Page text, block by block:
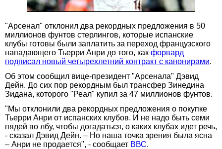
"Арсенал" отклонил два рекордных предложения в 50
миллионов фунтов стерлингов, которые испанские
клубы готовы были заплатить за переход французского
нападающего Тьерри Анри до того, как форвард
подписал новый четырехлетний контракт с канонирами.
Об этом сообщил вице-президент "Арсенала" Дэвид
Дейн. До сих пор рекордным был трансфер Зинедина
Зидана, которого "Реал" купил за 47 миллионов фунтов.
"Мы отклонили два рекордных предложения о покупке
Тьерри Анри от испанских клубов. И не надо быть семи
пядей во лбу, чтобы догадаться, о каких клубах идет речь,
- сказал Дэвид Дейн. – Но наша точка зрения была ясна
– Анри не продается", - сообщает ВВС.